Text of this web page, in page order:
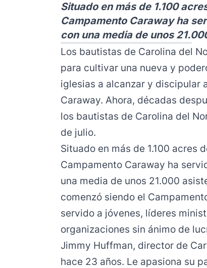
Situado en más de 1.100
Campamento Caraway ha
con una media de unos
Los bautistas de Carolina del
para cultivar una nueva y
iglesias a alcanzar y discipular
Caraway. Ahora, décadas
los bautistas de Carolina del
de julio.
Situado en más de 1.100 acres
Campamento Caraway ha
una media de unos 21.000
comenzó siendo el
servido a jóvenes, líderes
organizaciones sin ánimo de
Jimmy Huffman, director de
hace 23 años. Le apasiona su